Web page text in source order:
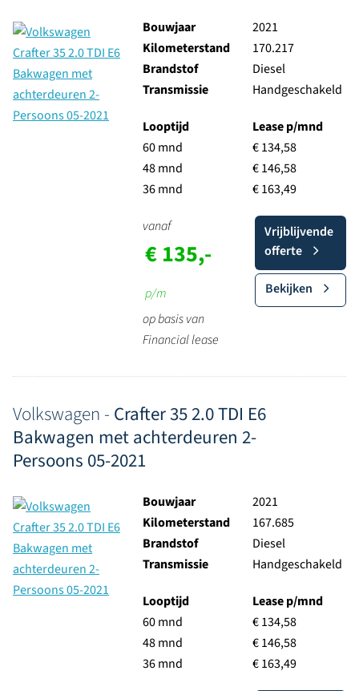
Bouwjaar
2021
Kilometerstand
170.217
Brandstof
Diesel
Transmissie
Handgeschakeld
Looptijd
60 mnd
48 mnd
36 mnd
Lease p/mnd
€ 134,58
€ 146,58
€ 163,49
vanaf
€ 135,-
p/m
op basis van
Financial lease
Vrijblijvende
offerte
Bekijken
Volkswagen - Crafter 35 2.0 TDI E6
Bakwagen met achterdeuren 2-
Persoons 05-2021
Bouwjaar
2021
Kilometerstand
167.685
Brandstof
Diesel
Transmissie
Handgeschakeld
Looptijd
60 mnd
48 mnd
36 mnd
Lease p/mnd
€ 134,58
€ 146,58
€ 163,49